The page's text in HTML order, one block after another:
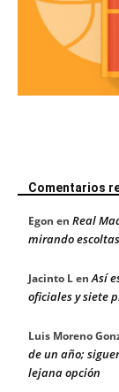
Comentarios
Egon en Real
mirando
Jacinto LenAsí
oficiales y siete
Luis Moreno
de un año;
lejana opción